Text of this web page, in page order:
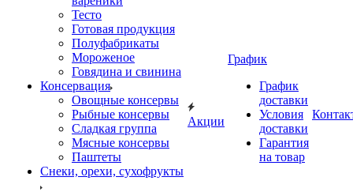
Тесто
Готовая продукция
Полуфабрикаты
Мороженое
Говядина и свинина
Консервация
Овощные консервы
Рыбные консервы
Сладкая группа
Мясные консервы
Паштеты
Снеки, орехи, сухофрукты
Акции
График
График
доставки
Условия
доставки
Гарантия
на товар